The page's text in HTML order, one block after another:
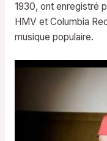
1930, ont enregistré
HMV et Columbia
musique populaire.